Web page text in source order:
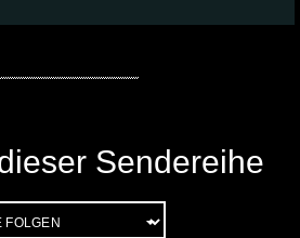
Sendereihe